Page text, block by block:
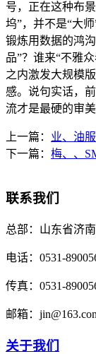
号，正在这种布
坞”，并不是“大
锻炼用数据的鸿
品”？谁来“不雅
之内激发大规模
感。说句实话，
流才是最硬的审美
上一篇： 业、油
下一篇： 梅、、
联系我们
总部： 山东省济
电话： 0531-
传真： 0531-
邮箱：
关于我们